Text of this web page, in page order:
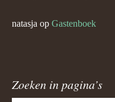
natasja op Gastenboek
Zoeken in pagina’s